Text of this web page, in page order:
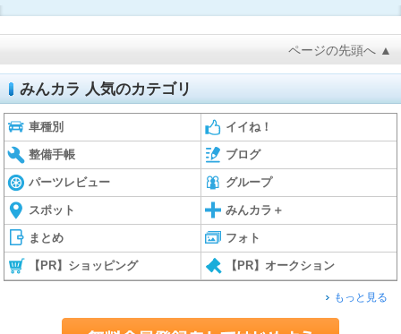
ページの先頭へ ▲
みんカラ 人気のカテゴリ
車種別 イイね！
整備手帳 ブログ
パーツレビュー グループ
スポット みんカラ＋
まとめ フォト
【PR】ショッピング 【PR】オークション
もっと見る